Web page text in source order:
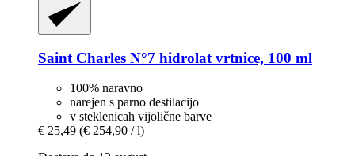
Saint Charles N°7 hidrolat vrtnice, 100 ml
100% naravno
narejen s parno destilacijo
v steklenicah vijolične barve
€ 25,49 (€ 254,90 / l)